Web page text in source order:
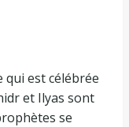
qui est célébrée
et Ilyas sont
se